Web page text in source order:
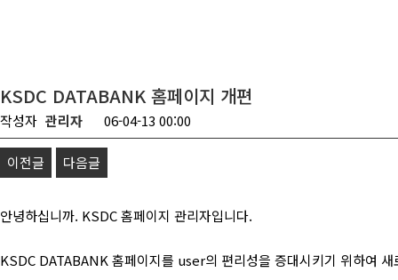
KSDC DATABANK 홈페이지 개편
작성자 관리자 06-04-13 00:00
이전글 다음글
안녕하십니까. KSDC 홈페이지 관리자입니다.
KSDC DATABANK 홈페이지를 user의 편리성을 증대시키기 위하여